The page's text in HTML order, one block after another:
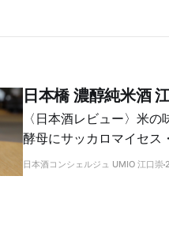
日本橋 濃醇純米酒
〈日本酒レビュー〉米
酵母にサッカロマイセス
日本酒コンシェルジュ UMIO 江口崇